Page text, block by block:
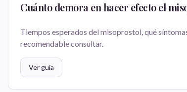
Cuánto demora en hacer efecto el
Tiempos esperados del misoprostol, qué
recomendable consultar.
Ver guía